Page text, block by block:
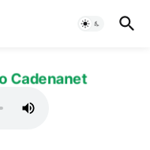
Cadenanet